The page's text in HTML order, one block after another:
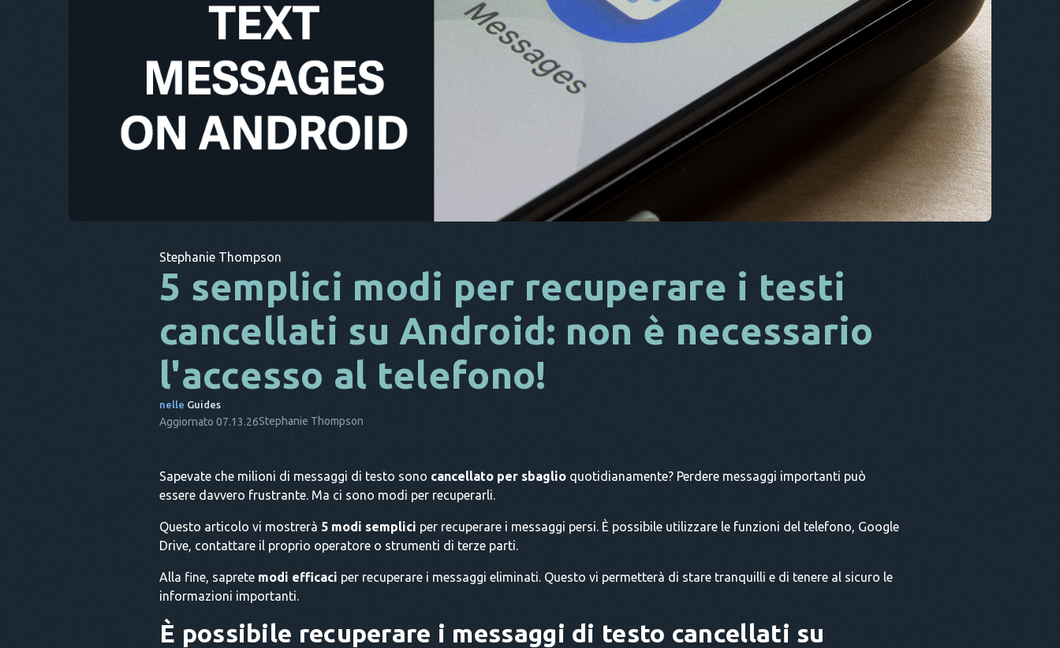
CS
TR
Stephanie Thompson
5 semplici modi per recuperare i testi
cancellati su Android: non è necessario
l'accesso al telefono!
nelle Guides
Aggiornato 07.13.26Stephanie Thompson
Sapevate che milioni di messaggi di testo sono cancellato per sbaglio quotidianamente? Perdere messaggi importanti può
essere davvero frustrante. Ma ci sono modi per recuperarli.
Questo articolo vi mostrerà 5 modi semplici per recuperare i messaggi persi. È possibile utilizzare le funzioni del telefono, Google
Drive, contattare il proprio operatore o strumenti di terze parti.
Alla fine, saprete modi efficaci per recuperare i messaggi eliminati. Questo vi permetterà di stare tranquilli e di tenere al sicuro le
informazioni importanti.
È possibile recuperare i messaggi di testo cancellati su